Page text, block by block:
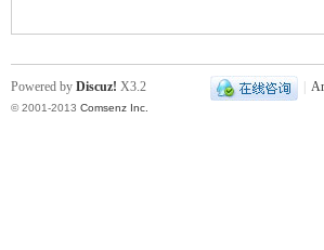
Powered by Discuz! X3.2
© 2001-2013 Comsenz Inc.